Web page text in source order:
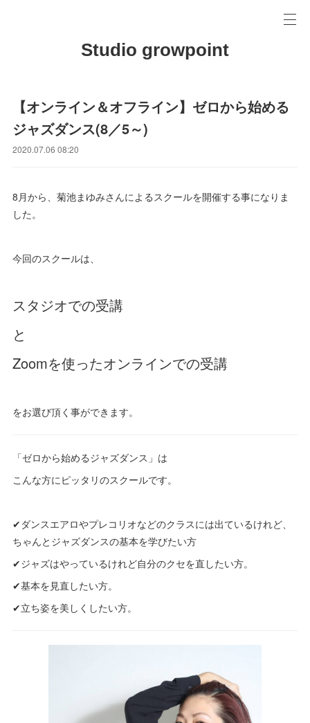
Studio growpoint
【オンライン＆オフライン】ゼロから始める
ジャズダンス(8／5～)
2020.07.06 08:20
8月から、菊池まゆみさんによるスクールを開催する事になりま
した。
今回のスクールは、
スタジオでの受講
と
Zoomを使ったオンラインでの受講
をお選び頂く事ができます。
「ゼロから始めるジャズダンス」は
こんな方にピッタリのスクールです。
✔ダンスエアロやプレコリオなどのクラスには出ているけれど、
ちゃんとジャズダンスの基本を学びたい方
✔ジャズはやっているけれど自分のクセを直したい方。
✔基本を見直したい方。
✔立ち姿を美しくしたい方。